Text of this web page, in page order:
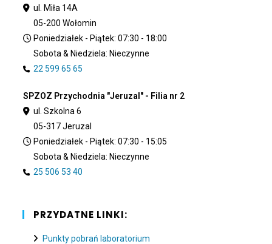
ul. Miła 14A
05-200 Wołomin
Poniedziałek - Piątek: 07:30 - 18:00
Sobota & Niedziela: Nieczynne
22 599 65 65
SPZOZ Przychodnia "Jeruzal" - Filia nr 2
ul. Szkolna 6
05-317 Jeruzal
Poniedziałek - Piątek: 07:30 - 15:05
Sobota & Niedziela: Nieczynne
25 506 53 40
PRZYDATNE LINKI:
Punkty pobrań laboratorium